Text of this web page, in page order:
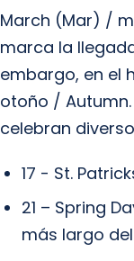
March (Mar) /
marca la
embargo, en el
otoño /
celebran
17 - St.
21 – Spring
más largo